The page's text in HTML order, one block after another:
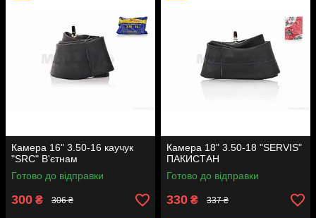
Камера 16" 3.50-16 каучук
"SRC" В'єтнам
Готово до відправки
300 ₴ 306 ₴
Камера 18" 3.50-18 "SERVIS"
ПАКИСТАН
Готово до відправки
330 ₴ 337 ₴